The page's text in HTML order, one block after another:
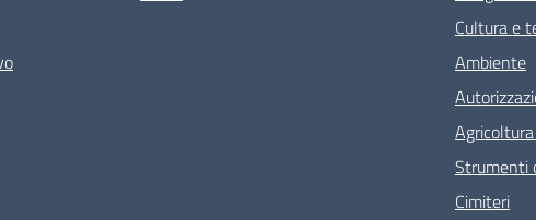
Cultura e
Ambiente
Strumenti
Cimiteri